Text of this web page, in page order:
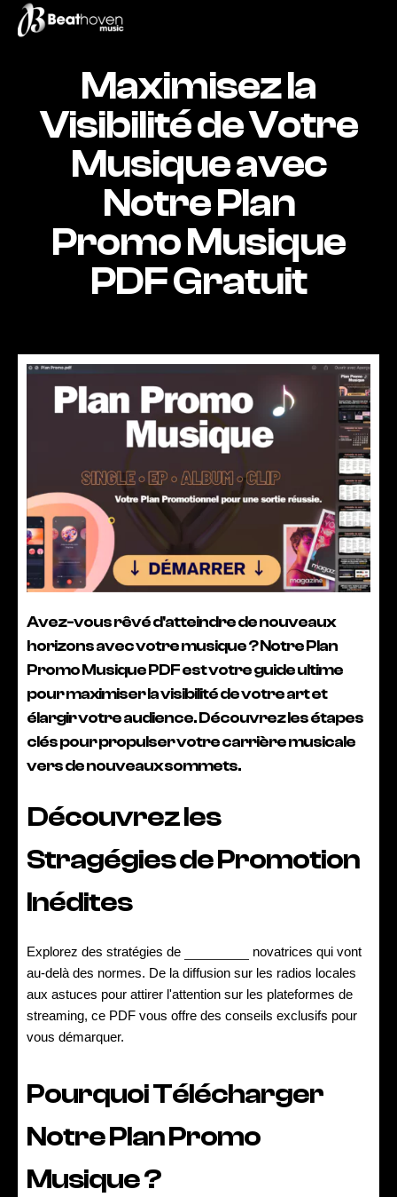
Maximisez la
Visibilité de Votre
Musique avec
Notre Plan
Promo Musique
PDF Gratuit
Avez-vous rêvé d'atteindre de nouveaux
horizons avec votre musique ? Notre Plan
Promo Musique PDF est votre guide ultime
pour maximiser la visibilité de votre art et
élargir votre audience. Découvrez les étapes
clés pour propulser votre carrière musicale
vers de nouveaux sommets.
Découvrez les
Stragégies de Promotion
Inédites
Explorez des stratégies de
novatrices qui vont
au-delà des normes. De la diffusion sur les radios locales
aux astuces pour attirer l'attention sur les plateformes de
streaming, ce PDF vous offre des conseils exclusifs pour
vous démarquer.
Pourquoi Télécharger
Notre Plan Promo
Musique ?